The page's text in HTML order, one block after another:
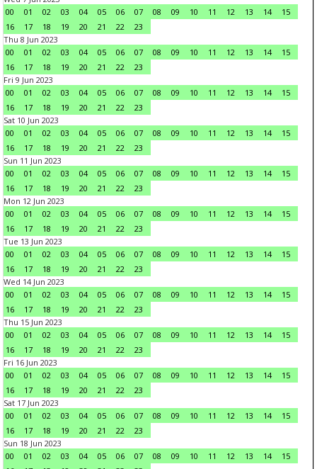
00
01 02 03 04 05 06 07 08 09 10 11 12 13 14
15
16
17 18 19 20 21 22
23
Thu 8 Jun 2023
00
01 02 03 04 05 06 07 08 09 10 11 12 13 14
15
16
17 18 19 20 21 22
23
Fri 9 Jun 2023
00
01 02 03 04 05 06 07 08 09 10 11 12 13 14
15
16
17 18 19 20 21 22
23
Sat 10 Jun 2023
00
01 02 03 04 05 06 07 08 09 10 11 12 13 14
15
16
17 18 19 20 21 22
23
Sun 11 Jun 2023
00
01 02 03 04 05 06 07 08 09 10 11 12 13 14
15
16
17 18 19 20 21 22
23
Mon 12 Jun 2023
00
01 02 03 04 05 06 07 08 09 10 11 12 13 14
15
16
17 18 19 20 21 22
23
Tue 13 Jun 2023
00
01 02 03 04 05 06 07 08 09 10 11 12 13 14
15
16
17 18 19 20 21 22
23
Wed 14 Jun 2023
00
01 02 03 04 05 06 07 08 09 10 11 12 13 14
15
16
17 18 19 20 21 22
23
Thu 15 Jun 2023
00
01 02 03 04 05 06 07 08 09 10 11 12 13 14
15
16
17 18 19 20 21 22
23
Fri 16 Jun 2023
00
01 02 03 04 05 06 07 08 09 10 11 12 13 14
15
16
17 18 19 20 21 22
23
Sat 17 Jun 2023
00
01 02 03 04 05 06 07 08 09 10 11 12 13 14
15
16
17 18 19 20 21 22
23
Sun 18 Jun 2023
00
01 02 03 04 05 06 07 08 09 10 11 12 13 14
15